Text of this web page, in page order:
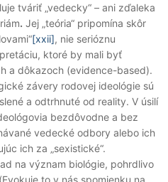
tváriť „vedecky“ – ani zďaleka
. Jej „teória“ pripomína skôr
[xxii], nie serióznu
ktoré by mali byť
a dôkazoch (evidence-based).
závery rodovej ideológie sú
a odtrhnuté od reality. V úsilí
bezdôvodne a bez
vedecké odbory alebo ich
ich za „sexistické“.
na význam biológie, pohrdlivo
(Evokuje to v nás spomienku na